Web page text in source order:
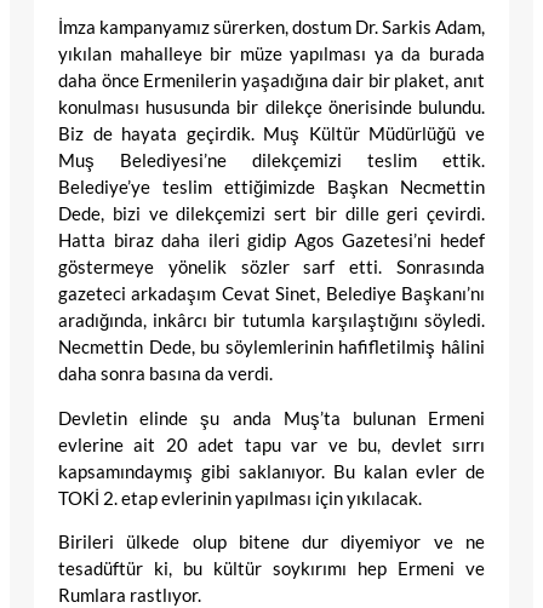
İmza kampanyamız sürerken, dostum Dr. Sarkis Adam,
yıkılan mahalleye bir müze yapılması ya da burada
daha önce Ermenilerin yaşadığına dair bir plaket, anıt
konulması hususunda bir dilekçe önerisinde bulundu.
Biz de hayata geçirdik. Muş Kültür Müdürlüğü ve
Muş Belediyesi’ne dilekçemizi teslim ettik.
Belediye’ye teslim ettiğimizde Başkan Necmettin
Dede, bizi ve dilekçemizi sert bir dille geri çevirdi.
Hatta biraz daha ileri gidip Agos Gazetesi’ni hedef
göstermeye yönelik sözler sarf etti. Sonrasında
gazeteci arkadaşım Cevat Sinet, Belediye Başkanı’nı
aradığında, inkârcı bir tutumla karşılaştığını söyledi.
Necmettin Dede, bu söylemlerinin hafifletilmiş hâlini
daha sonra basına da verdi.
Devletin elinde şu anda Muş’ta bulunan Ermeni
evlerine ait 20 adet tapu var ve bu, devlet sırrı
kapsamındaymış gibi saklanıyor. Bu kalan evler de
TOKİ 2. etap evlerinin yapılması için yıkılacak.
Birileri ülkede olup bitene dur diyemiyor ve ne
tesadüftür ki, bu kültür soykırımı hep Ermeni ve
Rumlara rastlıyor.